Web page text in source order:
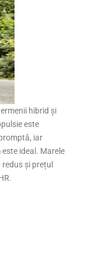
hibrid și
este
iar
ideal. Marele
și prețul